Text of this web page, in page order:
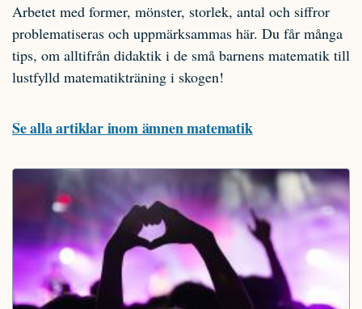
Arbetet med former, mönster, storlek, antal och siffror
problematiseras och uppmärksammas här. Du får många
tips, om alltifrån didaktik i de små barnens matematik till
lustfylld matematikträning i skogen!
Se alla artiklar inom ämnen matematik